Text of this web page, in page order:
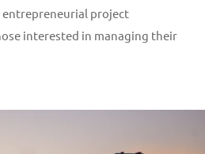
project
interested in managing their